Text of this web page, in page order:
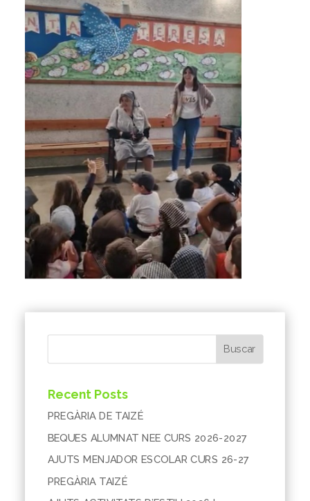
Buscar
Recent Posts
PREGÀRIA DE TAIZÉ
BEQUES ALUMNAT NEE CURS 2026-2027
AJUTS MENJADOR ESCOLAR CURS 26-27
PREGÀRIA TAIZÉ